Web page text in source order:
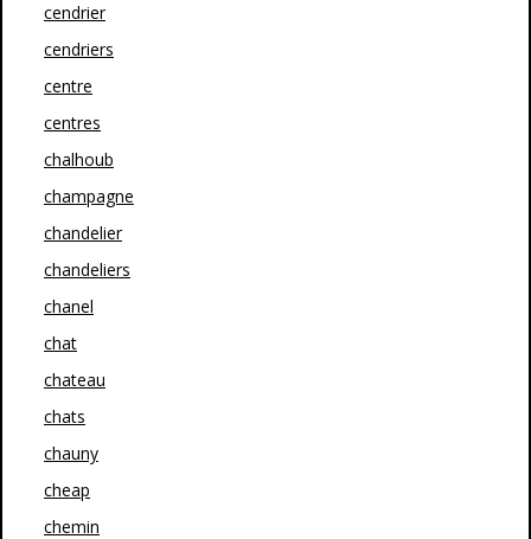
cendrier
cendriers
centre
centres
chalhoub
champagne
chandelier
chandeliers
chanel
chat
chateau
chats
chauny
cheap
chemin